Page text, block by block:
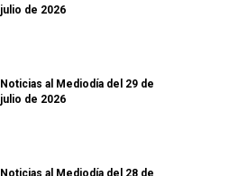
julio de 2026
Noticias al Mediodía del 29 de
julio de 2026
Noticias al Mediodía del 28 de